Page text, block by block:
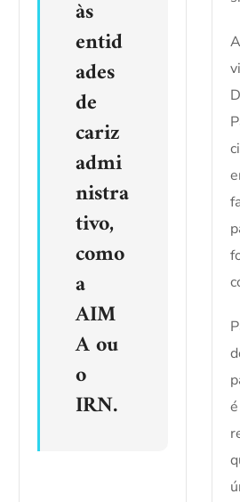
às
entid
ades
de
cariz
admi
nistra
tivo,
como
a
AIM
A ou
o
IRN.